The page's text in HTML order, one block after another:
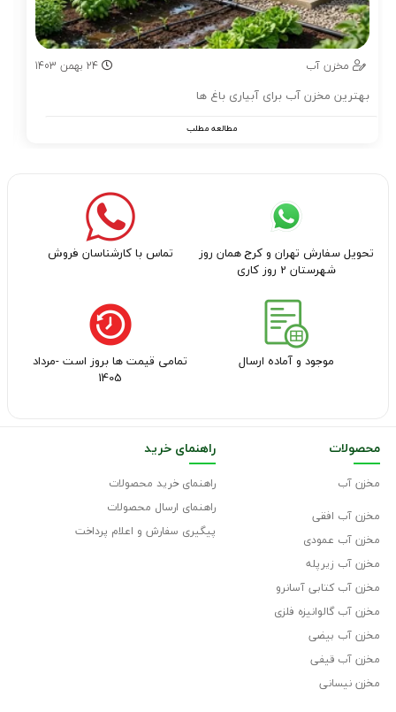
مخزن آب 24 بهمن 1403
بهترین مخزن آب برای آبیاری باغ ها
مطالعه مطلب
تحویل سفارش تهران و کرج همان روز
شهرستان 2 روز کاری
تماس با کارشناسان فروش
موجود و آماده ارسال
تمامی قیمت ها بروز است -مرداد
1405
محصولات
مخزن آب
مخزن آب افقی
مخزن آب عمودی
مخزن آب زیرپله
مخزن آب کتابی آسانرو
مخزن آب گالوانیزه فلزی
مخزن آب بیضی
مخزن آب قیفی
مخزن نیسانی
راهنمای خرید
راهنمای خرید محصولات
راهنمای ارسال محصولات
پیگیری سفارش و اعلام پرداخت